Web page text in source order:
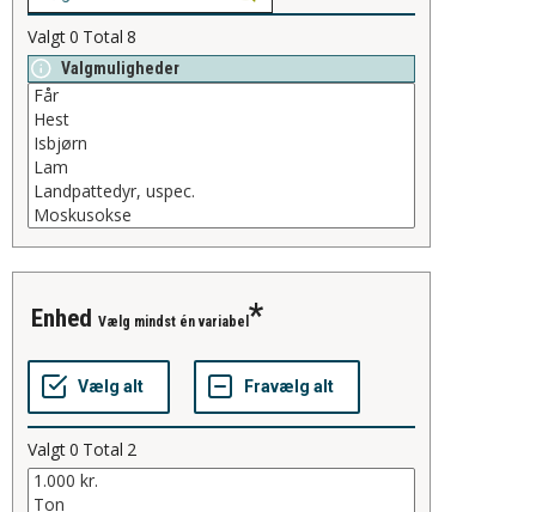
Valgt0 Total 8
Valgmuligheder
enhed Vælg mindst én variabel
Valgt0 Total 2